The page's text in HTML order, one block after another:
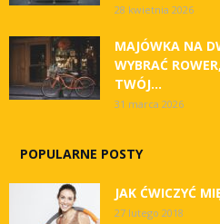
28 kwietnia 2026
MAJÓWKA NA
WYBRAĆ
TWÓJ...
31 marca 2026
POPULARNE POSTY
JAK ĆWICZYĆ
27 lutego 2018